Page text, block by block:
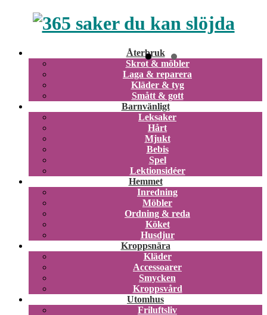
Återbruk
Skrot & möbler
Laga & reparera
Kläder & tyg
Smått & gott
Barnvänligt
Leksaker
Hårt
Mjukt
Bebis
Spel
Lektionsidéer
Hemmet
Inredning
Möbler
Ordning & reda
Köket
Husdjur
Kroppsnära
Kläder
Accessoarer
Smycken
Kroppsvård
Utomhus
Friluftsliv